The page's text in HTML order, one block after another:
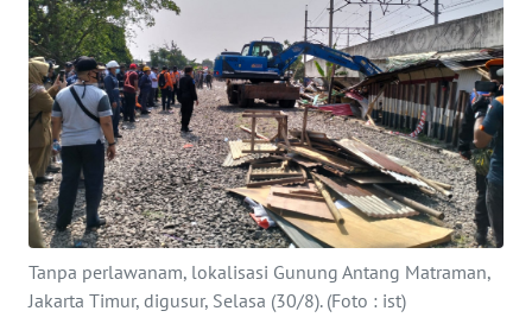
Tanpa perlawanam, lokalisasi Gunung Antang Matraman,
Jakarta Timur, digusur, Selasa (30/8). (Foto : ist)
Informasi
INDEKS
BERITA
KONTAK
KAMI
INFO
IKLAN